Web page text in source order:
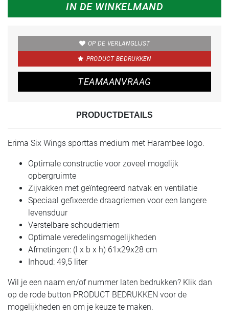
IN DE WINKELMAND
OP DE VERLANGLIJST
PRODUCT BEDRUKKEN
TEAMAANVRAAG
PRODUCTDETAILS
Erima Six Wings sporttas medium met Harambee logo.
Optimale constructie voor zoveel mogelijk
opbergruimte
Zijvakken met geïntegreerd natvak en ventilatie
Speciaal gefixeerde draagriemen voor een langere
levensduur
Verstelbare schouderriem
Optimale veredelingsmogelijkheden
Afmetingen: (l x b x h) 61x29x28 cm
Inhoud: 49,5 liter
Wil je een naam en/of nummer laten bedrukken? Klik dan
op de rode button PRODUCT BEDRUKKEN voor de
mogelijkheden en om je keuze te maken.